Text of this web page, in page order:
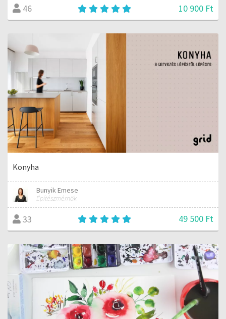
46 10 900 Ft
Konyha
Bunyik Emese
Építészmérnök
33 49 500 Ft